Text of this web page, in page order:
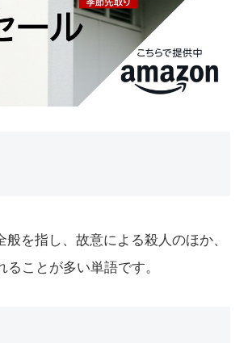
を指し、故意による殺人のほか、
ことが多い単語です。